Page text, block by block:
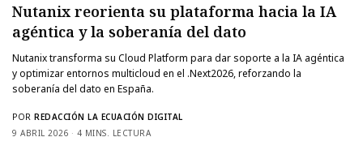
Nutanix reorienta su plataforma hacia la IA
agéntica y la soberanía del dato
Nutanix transforma su Cloud Platform para dar soporte a la IA agéntica
y optimizar entornos multicloud en el .Next2026, reforzando la
soberanía del dato en España.
POR REDACCIÓN LA ECUACIÓN DIGITAL
9 ABRIL 2026
4 MINS. LECTURA